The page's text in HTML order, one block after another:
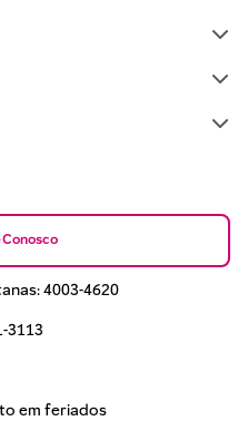
Conosco
4003-4620
3113
em feriados